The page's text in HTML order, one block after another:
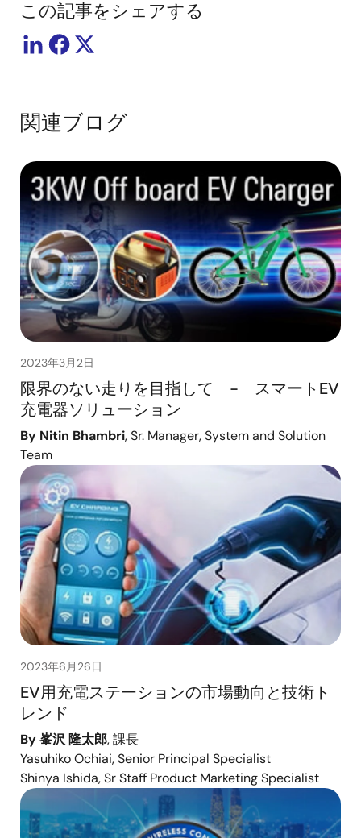
この記事をシェアする
関連ブログ
2023年3月2日
限界のない走りを目指して - スマートEV
充電器ソリューション
By Nitin Bhambri, Sr. Manager, System and Solution
Team
2023年6月26日
EV用充電ステーションの市場動向と技術ト
レンド
By 峯沢 隆太郎, 課長
Yasuhiko Ochiai, Senior Principal Specialist
Shinya Ishida, Sr Staff Product Marketing Specialist